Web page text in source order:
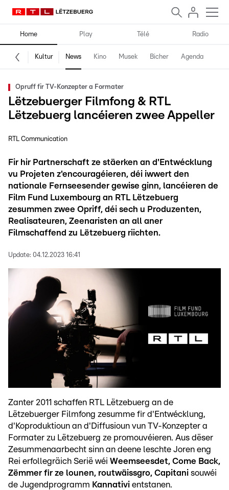
Home Play Télé Radio
Kultur News Kino Musek Bicher Agenda
Opruff fir TV-Konzepter a Formater
Lëtzebuerger Filmfong & RTL
Lëtzebuerg lancéieren zwee Appeller
RTL Communication
Fir hir Partnerschaft ze stäerken an d'Entwécklung
vu Projeten z'encouragéieren, déi iwwert den
nationale Fernseesender gewise ginn, lancéieren de
Film Fund Luxembourg an RTL Lëtzebuerg
zesummen zwee Opriff, déi sech u Produzenten,
Realisateuren, Zeenaristen an all aner
Filmschaffend zu Lëtzebuerg riichten.
Update: 04.12.2023 16:41
Zanter 2011 schaffen RTL Lëtzebuerg an de
Lëtzebuerger Filmfong zesumme fir d'Entwécklung,
d'Koproduktioun an d'Diffusioun vun TV-Konzepter a
Formater zu Lëtzebuerg ze promouvéieren. Aus dëser
Zesummenaarbecht sinn an deene leschte Joren eng
Rei erfollegräich Serië wéi Weemseesdet, Come Back,
Zëmmer fir ze lounen, routwäissgro, Capitani souwéi
de Jugendprogramm Kannativi entstanen.